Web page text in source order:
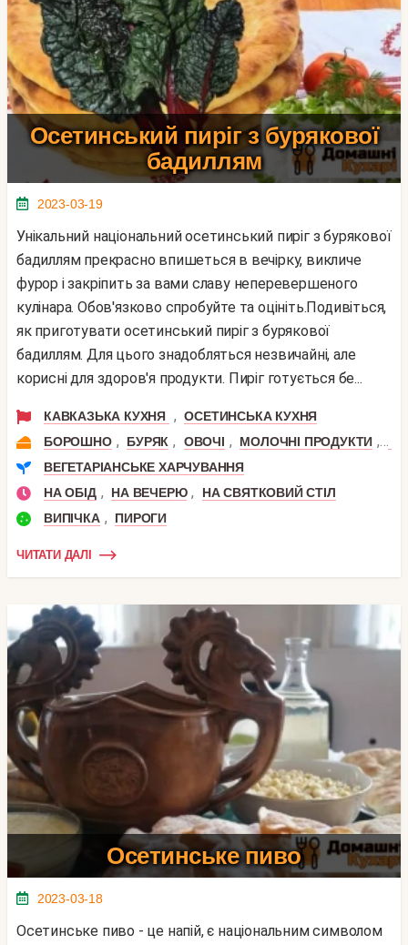
Осетинський пиріг з бурякової
бадиллям
2023-03-19
Унікальний національний осетинський пиріг з бурякової
бадиллям прекрасно впишеться в вечірку, викличе
фурор і закріпить за вами славу неперевершеного
кулінара. Обов'язково спробуйте та оцініть.Подивіться,
як приготувати осетинський пиріг з бурякової
бадиллям. Для цього знадобляться незвичайні, але
корисні для здоров'я продукти. Пиріг готується бе...
КАВКАЗЬКА КУХНЯ , ОСЕТИНСЬКА КУХНЯ
БОРОШНО , БУРЯК , ОВОЧІ , МОЛОЧНІ ПРОДУКТИ ,
ВЕГЕТАРІАНСЬКЕ ХАРЧУВАННЯ
НА ОБІД , НА ВЕЧЕРЮ ,
НА СВЯТКОВИЙ СТІЛ
ВИПІЧКА , ПИРОГИ
ЧИТАТИ ДАЛІ
Осетинське пиво
2023-03-18
Осетинське пиво - це напій, є національним символом